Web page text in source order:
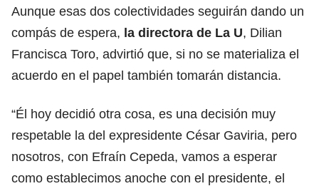
Aunque esas dos colectividades seguirán dando un
compás de espera, la directora de La U, Dilian
Francisca Toro, advirtió que, si no se materializa el
acuerdo en el papel también tomarán distancia.
“Él hoy decidió otra cosa, es una decisión muy
respetable la del expresidente César Gaviria, pero
nosotros, con Efraín Cepeda, vamos a esperar
como establecimos anoche con el presidente, el